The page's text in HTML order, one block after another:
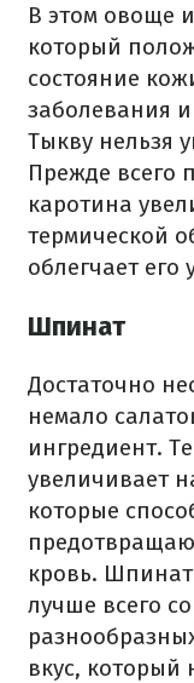
В этом овоще
который
состояние
заболевания
Тыкву нельзя
Прежде всего
каротина
термической
облегчает его
Шпинат
Достаточно
немало
ингредиент.
увеличивает
которые
кровь.
лучше всего
вкус, который